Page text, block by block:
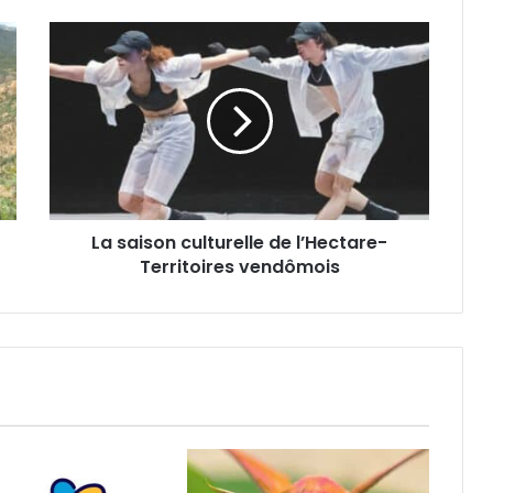
s
c
u
e
La saison culturelle de l’Hectare-
Territoires vendômois